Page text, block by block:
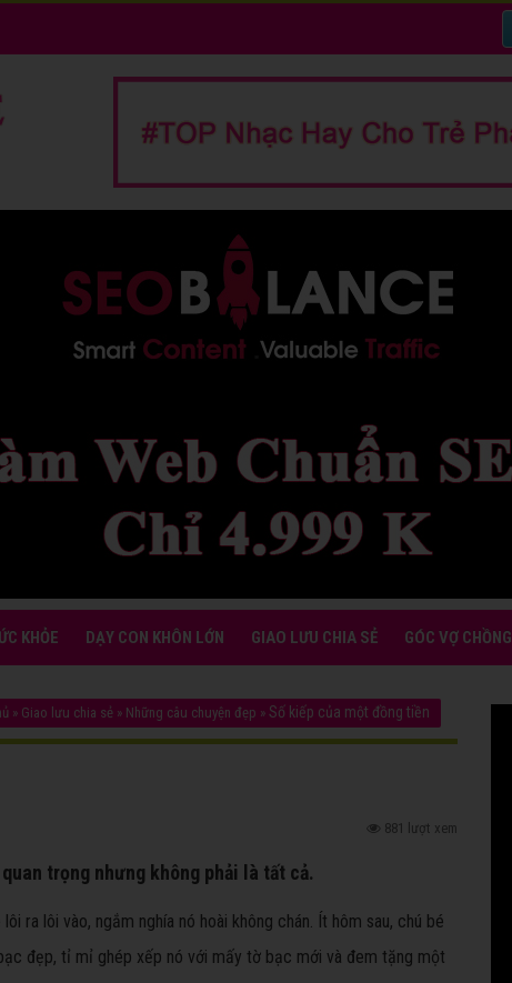
KHỎE DẠY CON KHÔN LỚN GIAO LƯU CHIA SẺ GÓC VỢ CHỒNG
» Giao lưu chia sẻ » Những câu chuyện đẹp » Số kiếp của một đồng tiền
881 lượt xem
trọng nhưng không phải là tất cả.
ra lôi vào, ngắm nghía nó hoài không chán. Ít hôm sau, chú bé
đẹp, tỉ mỉ ghép xếp nó với mấy tờ bạc mới và đem tặng một